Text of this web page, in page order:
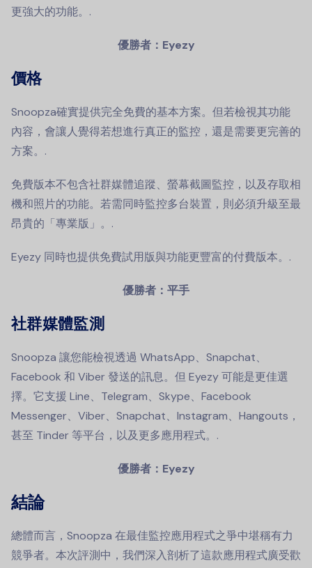
更強大的功能。.
優勝者：Eyezy
價格
Snoopza確實提供完全免費的基本方案。但若檢視其功能
內容，會讓人覺得若想進行真正的監控，還是需要更完善的
方案。.
免費版本不包含社群媒體追蹤、螢幕截圖監控，以及存取相
機和照片的功能。若需同時監控多台裝置，則必須升級至最
昂貴的「專業版」。.
Eyezy 同時也提供免費試用版與功能更豐富的付費版本。.
優勝者：平手
社群媒體監測
Snoopza 讓您能檢視透過 WhatsApp、Snapchat、
Facebook 和 Viber 發送的訊息。但 Eyezy 可能是更佳選
擇。它支援 Line、Telegram、Skype、Facebook
Messenger、Viber、Snapchat、Instagram、Hangouts，
甚至 Tinder 等平台，以及更多應用程式。.
優勝者：Eyezy
結論
總體而言，Snoopza 在最佳監控應用程式之爭中堪稱有力
競爭者。本次評測中，我們深入剖析了這款應用程式廣受歡